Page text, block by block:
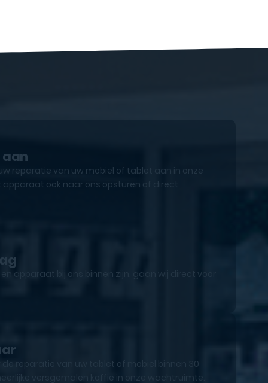
reparatie van uw mobiel of tablet aan in onze
ook naar ons opsturen of direct
apparaat bij ons binnen zijn, gaan wij direct voor
reparatie van uw tablet of mobiel binnen 30
versgemalen koffie in onze wachtruimte.